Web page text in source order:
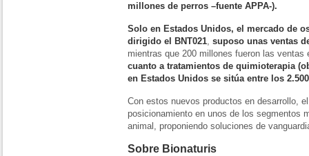
millones de perros –fuente APPA-).
Solo en Estados Unidos, el mercado de
dirigido el BNT021, suposo unas ventas
mientras que 200 millones fueron las
cuanto a tratamientos de quimioterapia
en Estados Unidos se sitúa entre los
Con estos nuevos productos en desarrollo,
posicionamiento en unos de los segmentos
animal, proponiendo soluciones de
Sobre Bionaturis